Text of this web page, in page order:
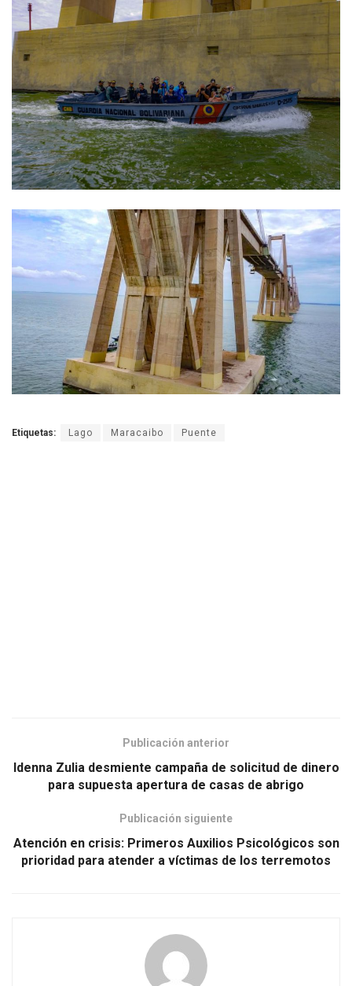
Etiquetas: Lago Maracaibo Puente
Publicación anterior
Idenna Zulia desmiente campaña de solicitud de dinero
para supuesta apertura de casas de abrigo
Publicación siguiente
Atención en crisis: Primeros Auxilios Psicológicos son
prioridad para atender a víctimas de los terremotos